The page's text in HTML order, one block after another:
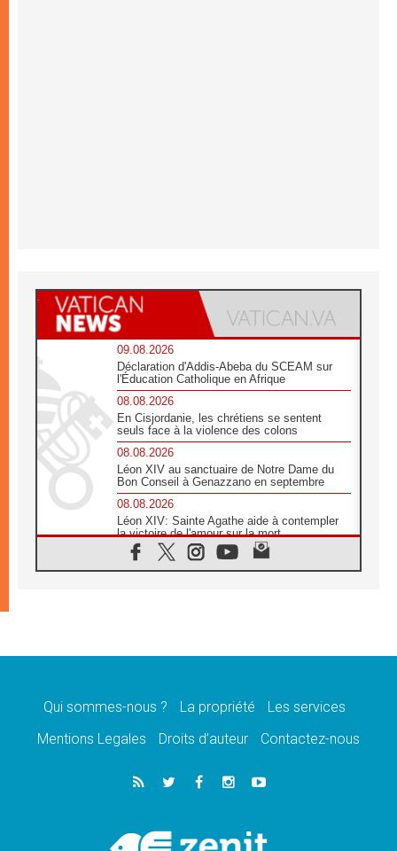
09.08.2026
Déclaration d'Addis-Abeba du SCEAM sur
l'Éducation Catholique en Afrique
08.08.2026
En Cisjordanie, les chrétiens se sentent
seuls face à la violence des colons
08.08.2026
Léon XIV au sanctuaire de Notre Dame du
Bon Conseil à Genazzano en septembre
08.08.2026
Léon XIV: Sainte Agathe aide à contempler
la victoire de l'amour sur la mort
08.08.2026
«Relancer l'empathie», le projet Triennal d'art
08.08.2026
07.08.2026
Calapan devient un diocèse
Congo-Brazzaville: le 15 août, entre solennité
de l'Assomption et mémoire nationale
«La paix commence par l'empathie» estime
le cardinal Parolin
Qui sommes-nous ? La propriété
Les services
Mentions Legales
Droits d’auteur Contactez-nous